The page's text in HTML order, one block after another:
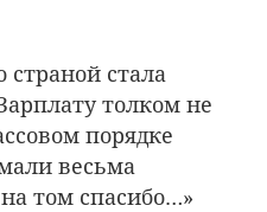
страной стала
толком не
порядке
весьма
том спасибо…»